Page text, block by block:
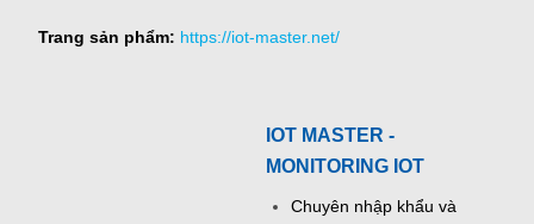
Trang sản phẩm: https://iot-master.net/
IOT MASTER -
MONITORING IOT
Chuyên nhập khẩu và